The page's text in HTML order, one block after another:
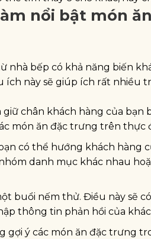
nổi bật món
nhà bếp có khả năng biến
này sẽ giúp ích rất nhiều
chân khách hàng của bạn
món ăn đặc trưng trên
có thể hướng khách hàng
danh mục khác nhau
buổi nếm thử. Điều này sẽ
thông tin phản hồi của
gợi ý các món ăn đặc trưng